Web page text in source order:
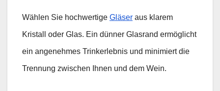
Wählen Sie hochwertige Gläser aus klarem
Kristall oder Glas. Ein dünner Glasrand ermöglicht
ein angenehmes Trinkerlebnis und minimiert die
Trennung zwischen Ihnen und dem Wein.